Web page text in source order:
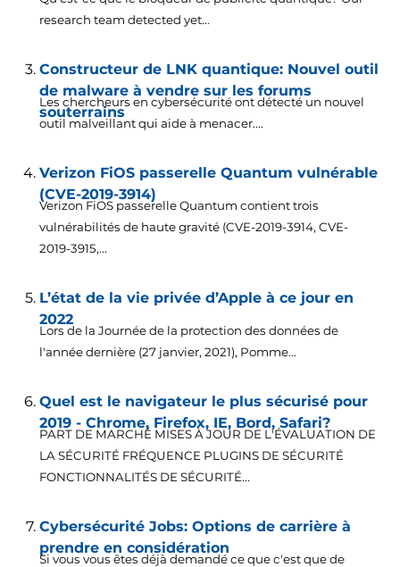
research team detected yet...
Constructeur de LNK quantique: Nouvel outil
de malware à vendre sur les forums
souterrains
Les chercheurs en cybersécurité ont détecté un nouvel
outil malveillant qui aide à menacer....
Verizon FiOS passerelle Quantum vulnérable
(CVE-2019-3914)
Verizon FiOS passerelle Quantum contient trois
vulnérabilités de haute gravité (CVE-2019-3914, CVE-
2019-3915,...
L’état de la vie privée d’Apple à ce jour en
2022
Lors de la Journée de la protection des données de
l'année dernière (27 janvier, 2021), Pomme...
Quel est le navigateur le plus sécurisé pour
2019 - Chrome, Firefox, IE, Bord, Safari?
PART DE MARCHÉ MISES À JOUR DE L'ÉVALUATION DE
LA SÉCURITÉ FRÉQUENCE PLUGINS DE SÉCURITÉ
FONCTIONNALITÉS DE SÉCURITÉ...
Cybersécurité Jobs: Options de carrière à
prendre en considération
Si vous vous êtes déjà demandé ce que c'est que de